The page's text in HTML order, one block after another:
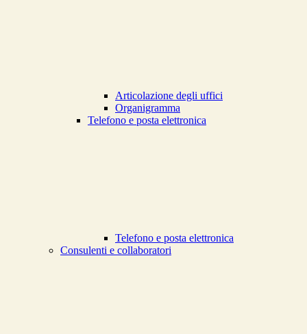
Articolazione degli uffici
Organigramma
Telefono e posta elettronica
Telefono e posta elettronica
Consulenti e collaboratori